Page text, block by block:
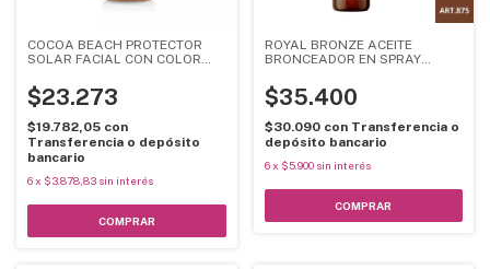
COCOA BEACH PROTECTOR
SOLAR FACIAL CON COLOR
$23.273
$19.782,05 con
Transferencia o depósito
bancario
6x $3.878,83 sin interés
ROYAL BRONZE ACEITE
BRONCEADOR EN SPRAY
$35.400
$30.090 con Transferencia o
depósito bancario
6 x $5.900 sin interés